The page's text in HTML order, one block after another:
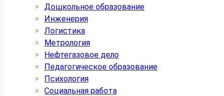
Дошкольное образование
Инженерия
Логистика
Метрология
Нефтегазовое дело
Педагогическое образование
Психология
Социальная работа